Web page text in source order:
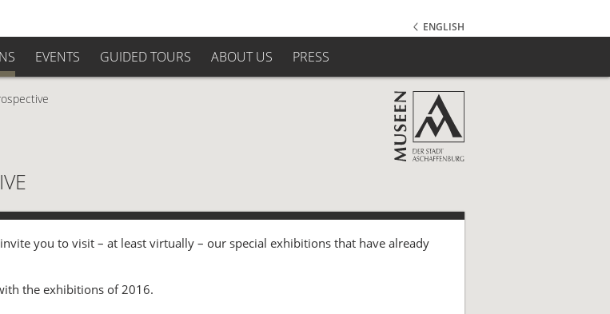
EVENTS GUIDED TOURS ABOUT US PRESS
ENGLISH
you to visit – at least virtually – our special exhibitions that have already
the exhibitions of 2016.